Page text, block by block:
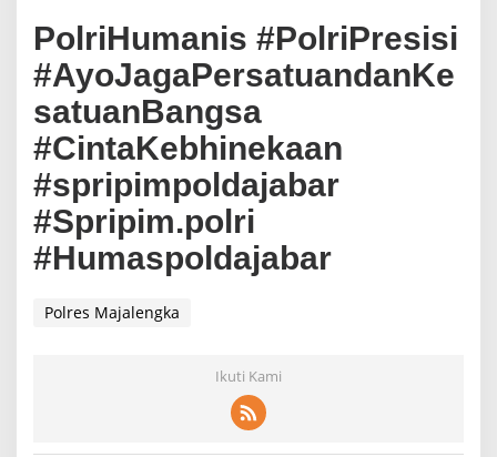
PolriHumanis #PolriPresisi
#AyoJagaPersatuandanKe
satuanBangsa
#CintaKebhinekaan
#spripimpoldajabar
#Spripim.polri
#Humaspoldajabar
Polres Majalengka
Ikuti Kami